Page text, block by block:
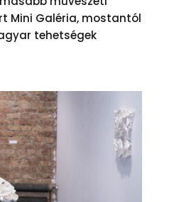
Mini Galéria, mostantól
tehetségek